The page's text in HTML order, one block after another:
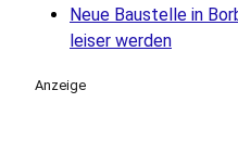
Neue Baustelle in
leiser werden
Anzeige